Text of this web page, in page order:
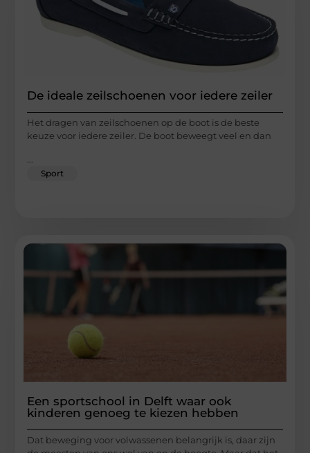
De ideale zeilschoenen voor iedere zeiler
Het dragen van zeilschoenen op de boot is de beste
keuze voor iedere zeiler. De boot beweegt veel en dan
Sport
Een sportschool in Delft waar ook
kinderen genoeg te kiezen hebben
Dat beweging voor volwassenen belangrijk is, daar zijn